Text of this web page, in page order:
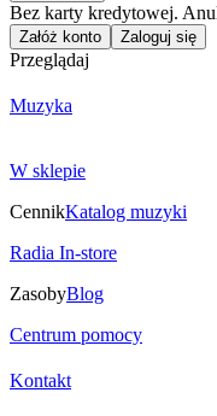
Bez karty kredytowej.
Załóż konto Zaloguj się
Przeglądaj
Muzyka
W sklepie
CennikKatalog muzyki
Radia In-store
ZasobyBlog
Centrum pomocy
Kontakt